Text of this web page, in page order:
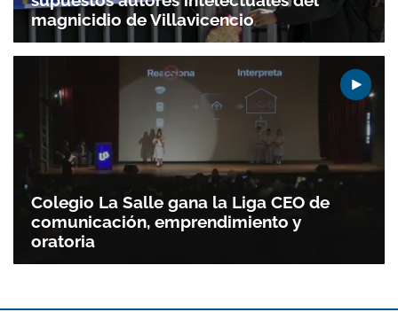
magnicidio de Villavicencio
Colegio La Salle gana la Liga CEO de
comunicación, emprendimiento y
oratoria